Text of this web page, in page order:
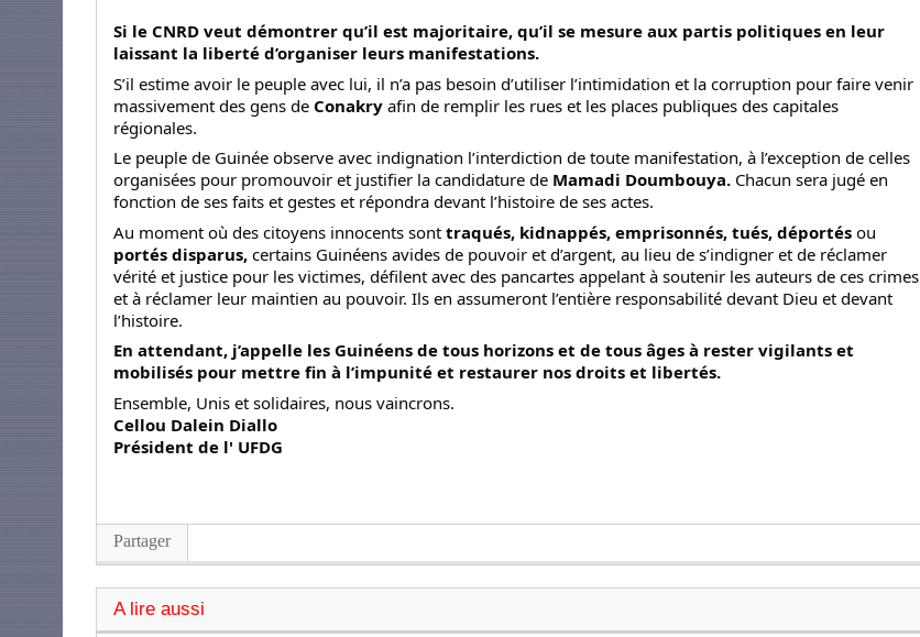
Si le CNRD veut démontrer qu’il est majoritaire, qu’il se mesure aux partis politiques en leur
laissant la liberté d’organiser leurs manifestations.
S’il estime avoir le peuple avec lui, il n’a pas besoin d’utiliser l’intimidation et la corruption pour faire venir
massivement des gens de Conakry afin de remplir les rues et les places publiques des capitales
régionales.
Le peuple de Guinée observe avec indignation l’interdiction de toute manifestation, à l’exception de celles
organisées pour promouvoir et justifier la candidature de Mamadi Doumbouya. Chacun sera jugé en
fonction de ses faits et gestes et répondra devant l’histoire de ses actes.
Au moment où des citoyens innocents sont traqués, kidnappés, emprisonnés, tués, déportés ou
portés disparus, certains Guinéens avides de pouvoir et d’argent, au lieu de s’indigner et de réclamer
vérité et justice pour les victimes, défilent avec des pancartes appelant à soutenir les auteurs de ces crimes
et à réclamer leur maintien au pouvoir. Ils en assumeront l’entière responsabilité devant Dieu et devant
l’histoire.
En attendant, j’appelle les Guinéens de tous horizons et de tous âges à rester vigilants et
mobilisés pour mettre fin à l’impunité et restaurer nos droits et libertés.
Ensemble, Unis et solidaires, nous vaincrons.
Cellou Dalein Diallo
Président de l' UFDG
Partager
A lire aussi